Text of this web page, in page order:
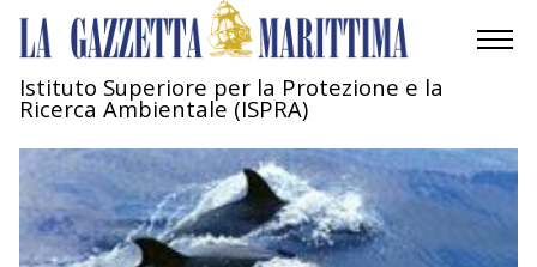
AMBIENTE
MOBILITÀ
INDUSTRIA
Istituto Superiore per la Protezione e la
Ricerca Ambientale (ISPRA)